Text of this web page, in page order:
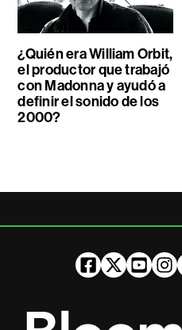
¿Quién era William Orbit,
el productor que trabajó
con Madonna y ayudó a
definir el sonido de los
2000?